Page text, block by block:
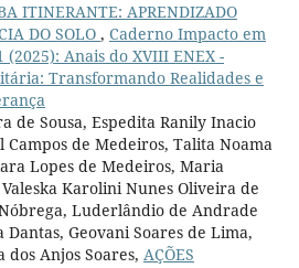
ITINERANTE: APRENDIZADO
DO SOLO , Caderno Impacto em
(2025): Anais do XVIII ENEX -
Transformando Realidades e
de Sousa, Espedita Ranily Inacio
Campos de Medeiros, Talita Noama
Lopes de Medeiros, Maria
Karolini Nunes Oliveira de
Nóbrega, Luderlândio de Andrade
Geovani Soares de Lima,
Anjos Soares, AÇÕES